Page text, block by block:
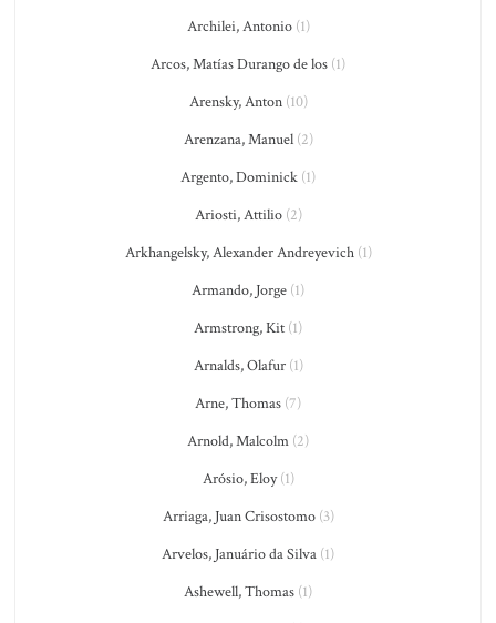
Archilei, Antonio(1)
Arcos, Matías Durango de los (1)
Arensky, Anton(10)
Arenzana, Manuel(2)
Argento, Dominick (1)
Ariosti, Attilio(2)
Arkhangelsky, Alexander Andreyevich(1)
Armando, Jorge (1)
Armstrong, Kit (1)
Arnalds, Olafur(1)
Arne, Thomas (7)
Arnold, Malcolm (2)
Arósio, Eloy(1)
Arriaga, Juan Crisostomo(3)
Arvelos, Januário da Silva (1)
Ashewell, Thomas (1)